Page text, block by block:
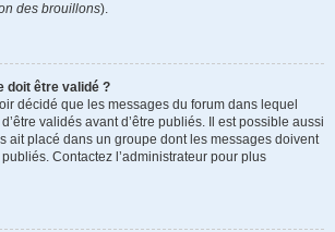
des brouillons).
doit être validé ?
décidé que les messages du forum dans lequel
validés avant d’être publiés. Il est possible aussi
ait placé dans un groupe dont les messages doivent
Contactez l’administrateur pour plus